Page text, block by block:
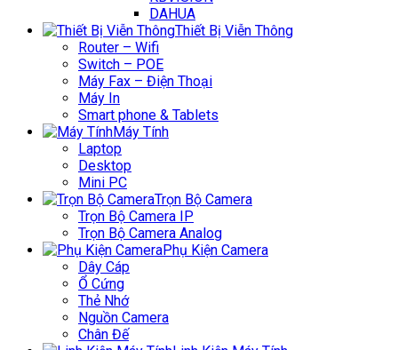
DAHUA
Thiết Bị Viễn Thông
Router – Wifi
Switch – POE
Máy Fax – Điện Thoại
Máy In
Smart phone & Tablets
Máy Tính
Laptop
Desktop
Mini PC
Trọn Bộ Camera
Trọn Bộ Camera IP
Trọn Bộ Camera Analog
Phụ Kiện Camera
Dây Cáp
Ổ Cứng
Thẻ Nhớ
Nguồn Camera
Chân Đế